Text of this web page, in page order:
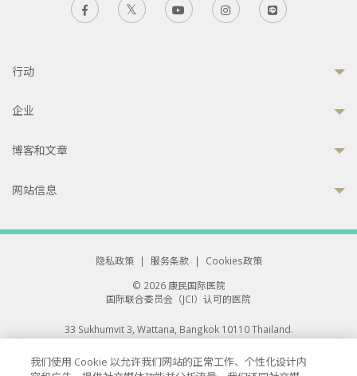
行动
企业
博客和文章
网站信息
隐私政策 | 服务条款 |
Cookies政策
© 2026 康民国际医院
国际联合委员会（JCI）认可的医院
33 Sukhumvit 3, Wattana, Bangkok 10110 Thailand.
All rights reserved.
我们使用 Cookie 以允许我们网站的正常工作、个性化设计内